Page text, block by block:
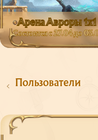
Арена Авроры 1х1
Состоится с 27.04 до
Пользователи